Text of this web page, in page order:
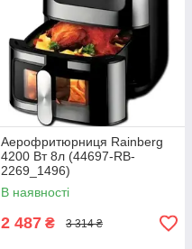
Аерофритюрниця Rainberg
4200 Вт 8л (44697-RB-
2269_1496)
В наявності
2 487 ₴ 3 314 ₴